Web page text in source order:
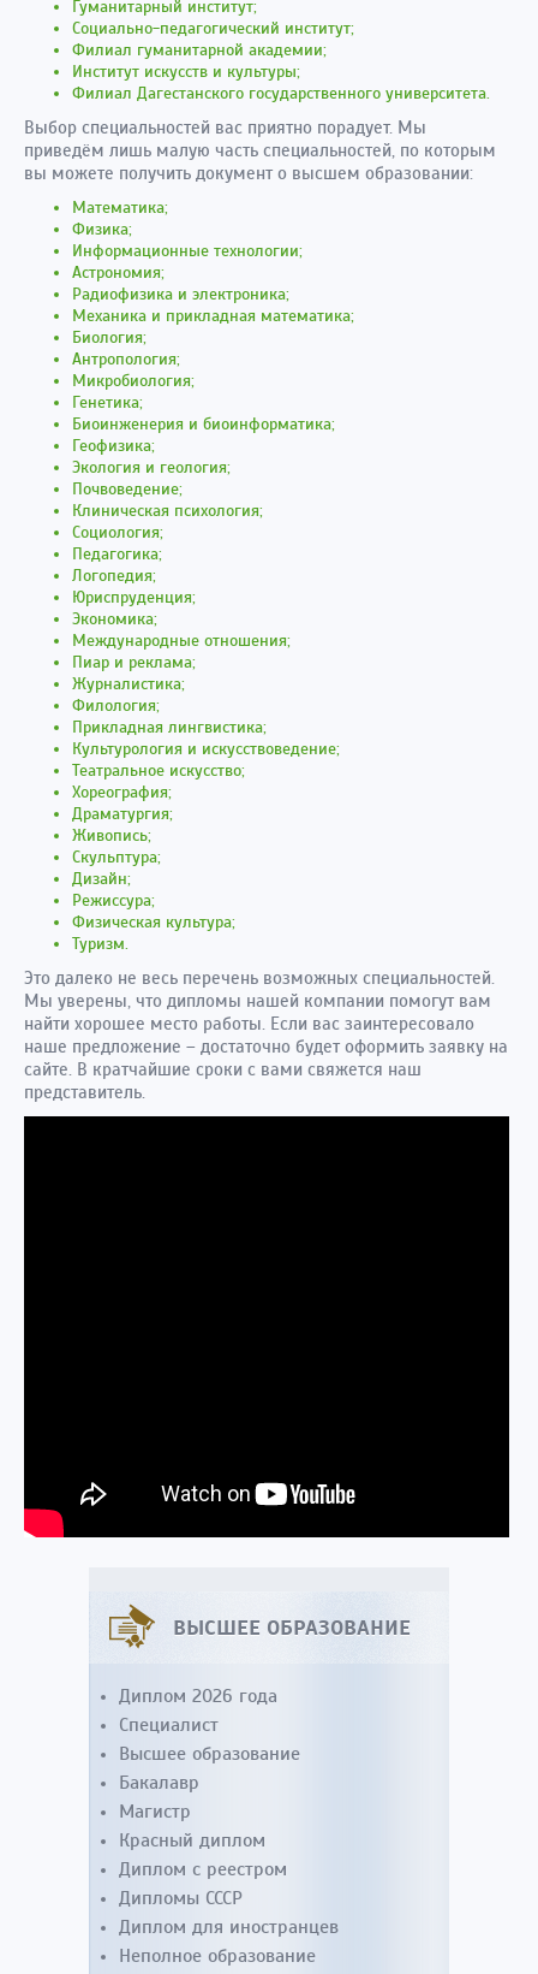
Гуманитарный институт;
Социально-педагогический институт;
Филиал гуманитарной академии;
Институт искусств и культуры;
Филиал Дагестанского государственного университета.
Выбор специальностей вас приятно порадует. Мы
приведём лишь малую часть специальностей, по которым
вы можете получить документ о высшем образовании:
Математика;
Физика;
Информационные технологии;
Астрономия;
Радиофизика и электроника;
Механика и прикладная математика;
Биология;
Антропология;
Микробиология;
Генетика;
Биоинженерия и биоинформатика;
Геофизика;
Экология и геология;
Почвоведение;
Клиническая психология;
Социология;
Педагогика;
Логопедия;
Юриспруденция;
Экономика;
Международные отношения;
Пиар и реклама;
Журналистика;
Филология;
Прикладная лингвистика;
Культурология и искусствоведение;
Театральное искусство;
Хореография;
Драматургия;
Живопись;
Скульптура;
Дизайн;
Режиссура;
Физическая культура;
Туризм.
Это далеко не весь перечень возможных специальностей.
Мы уверены, что дипломы нашей компании помогут вам
найти хорошее место работы. Если вас заинтересовало
наше предложение – достаточно будет оформить заявку на
сайте. В кратчайшие сроки с вами свяжется наш
представитель.
ВЫСШЕЕ ОБРАЗОВАНИЕ
Диплом 2026 года
Специалист
Высшее образование
Бакалавр
Магистр
Красный диплом
Диплом с реестром
Дипломы СССР
Диплом для иностранцев
Неполное образование